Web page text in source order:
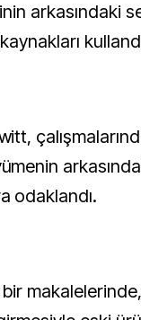
arkasındaki
odaklandı.